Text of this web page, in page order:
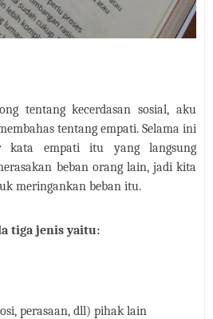
tentang kecerdasan sosial, aku
tentang empati. Selama ini
kata empati itu yang langsung
beban orang lain, jadi kita
meringankan beban itu.
tiga jenis yaitu:
perasaan, dll) pihak lain